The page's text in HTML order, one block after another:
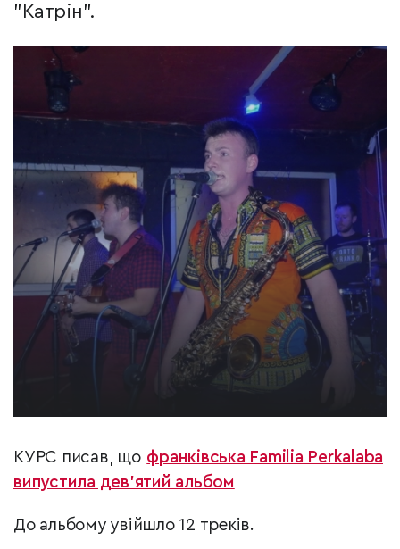
"Катрін".
КУРС писав, що франківська Familia Perkalaba
випустила дев'ятий альбом
До альбому увійшло 12 треків.